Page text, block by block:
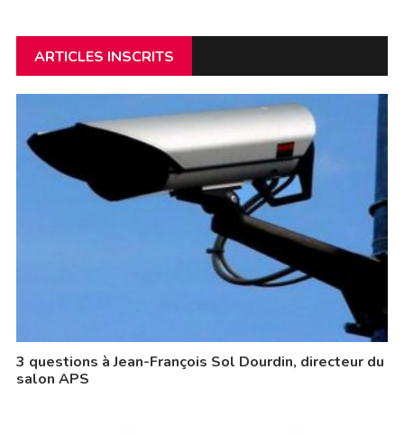
ARTICLES INSCRITS
3 questions à Jean-François Sol Dourdin, directeur du
salon APS